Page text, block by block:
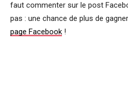
faut commenter sur le post
pas : une chance de plus de gagner
page Facebook !